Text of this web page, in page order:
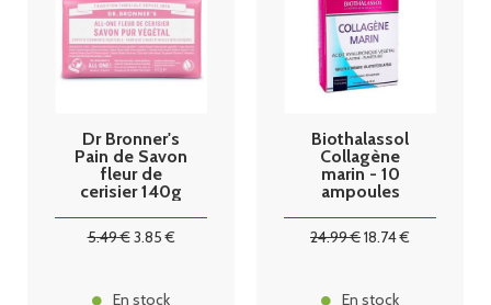
Dr Bronner's
Pain de Savon
fleur de
cerisier 140g
5.49€3.85€
En stock
Biothalassol
Collagène
marin - 10
ampoules
24.99€18.74€
En stock